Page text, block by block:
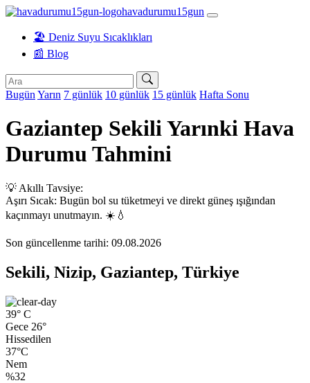
havadurumu15gun
🏖️ Deniz Suyu Sıcaklıkları
📰 Blog
Bugün Yarın 7 günlük 10 günlük 15 günlük Hafta Sonu
Gaziantep Sekili Yarınki Hava
Durumu Tahmini
💡 Akıllı Tavsiye:
Aşırı Sıcak: Bugün bol su tüketmeyi ve direkt güneş ışığından
kaçınmayı unutmayın. ☀️💧
Son güncellenme tarihi: 09.08.2026
Sekili, Nizip, Gaziantep, Türkiye
39° C
Gece 26°
Hissedilen
37°C
Nem
%32